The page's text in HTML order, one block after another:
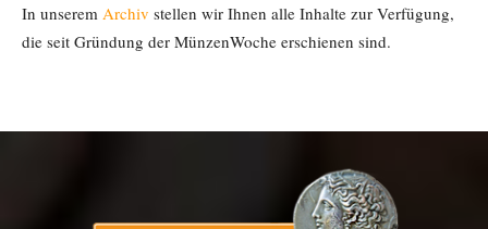
In unserem Archiv stellen wir Ihnen alle Inhalte zur Verfügung,
die seit Gründung der MünzenWoche erschienen sind.